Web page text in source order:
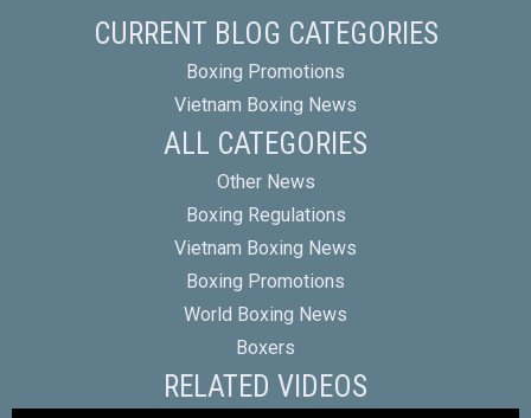
CURRENT BLOG CATEGORIES
Boxing Promotions
Vietnam Boxing News
ALL CATEGORIES
Other News
Boxing Regulations
Vietnam Boxing News
Boxing Promotions
World Boxing News
Boxers
RELATED VIDEOS